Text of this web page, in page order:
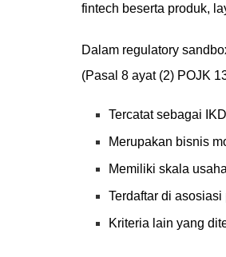
fintech beserta produk,
Dalam regulatory
(Pasal 8 ayat (2) POJK
Tercatat sebagai
Merupakan bisnis
Memiliki skala
Terdaftar di
Kriteria lain yang